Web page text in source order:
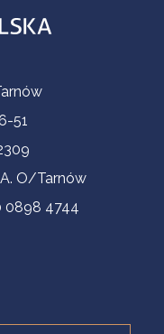
51
O/Tarnów
0898 4744